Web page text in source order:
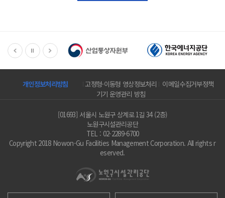
여 필요한 경우 이외에는 제3조의 직무관련자와 골프를 같이 하여서는
아니 된다. 다만, 부득이한 사정으로 골프를 하는 경우에는 사전에 신고
하여야 하며, 사전 신고를 하기 어려운 특별한 사유가 있는 경우에는 종
료 후 신고하여야 한다.
② 제1항의 규정에 의한 신고는 “별지 제1호 서식”에 의하여 행동강령
보고하고, 이를 관리하여야 한다.
제5조(사행성 오락 금지)
한 결과나 불확실한 승패에 의하여 금품 등 경제적 이익을 취할 목적으
로 하는 사행성 오락을 같이 하여서는 아니 된다.
개인정보처리방침
고정형·이동형 영상정보처리
기기 운영관리 방침
이메일수집거부정책
[01693] 서울시 노원구 상계로 1길 34 (2층)
노원구시설관리공단
TEL : 02-2289-6700
Copyright 2018 Nowon-Gu Facilities Management Corporation. All rights r
eserved.